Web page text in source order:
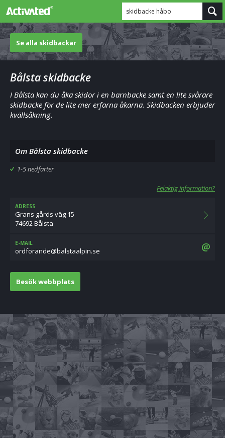
skidbacke håbo
Se alla skidbackar
Bålsta skidbacke
I Bålsta kan du åka skidor i en barnbacke samt en lite svårare
skidbacke för de lite mer erfarna åkarna. Skidbacken erbjuder
kvällsåkning.
Om Bålsta skidbacke
1-5 nedfarter
Felaktig information?
ADRESS
Grans gårds väg 15
74692 Bålsta
E-MAIL
es.niplaatslab@ednarofdro
Besök webbplats